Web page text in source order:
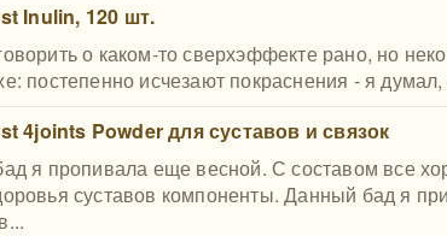
Inulin, 120 шт.
о каком-то сверхэффекте рано, но
постепенно исчезают покраснения - я думал,
4joints Powder для суставов и связок
я пропивала еще весной. С составом все
суставов компоненты. Данный бад я